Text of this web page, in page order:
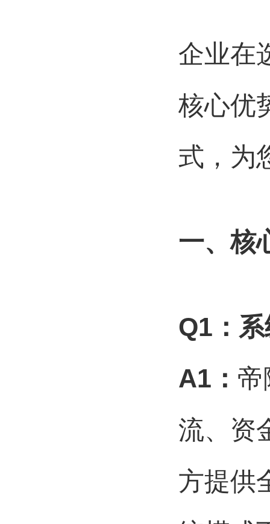
企业在
核心优
式，为
一、核
Q1 ：
A1 ： 帝
流、资
方提供